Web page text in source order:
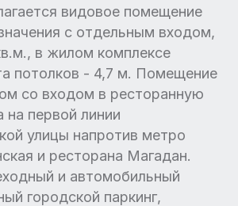
видовое помещение
c отдельным входом,
в жилом комплексе
потолков - 4,7 м. Помещение
со входом в ресторанную
на первой линии
улицы напротив метро
и ресторана Магадан.
и автомобильный
городской паркинг,